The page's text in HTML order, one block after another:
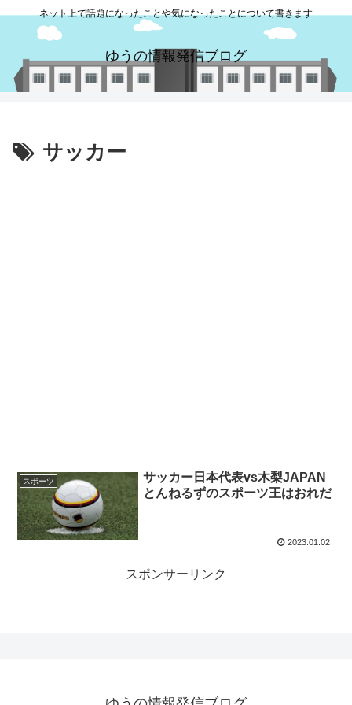
ネット上で話題になったことや気になったことについて書きます
ゆうの情報発信ブログ
サッカー
スポーツ
サッカー日本代表vs木梨JAPAN
とんねるずのスポーツ王はおれだ
2023.01.02
スポンサーリンク